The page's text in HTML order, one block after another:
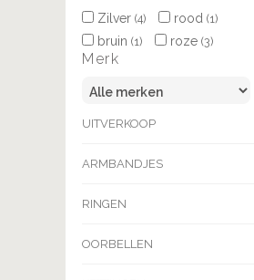
Zilver (4) rood (1)
bruin (1) roze (3)
Merk
UITVERKOOP
ARMBANDJES
RINGEN
OORBELLEN